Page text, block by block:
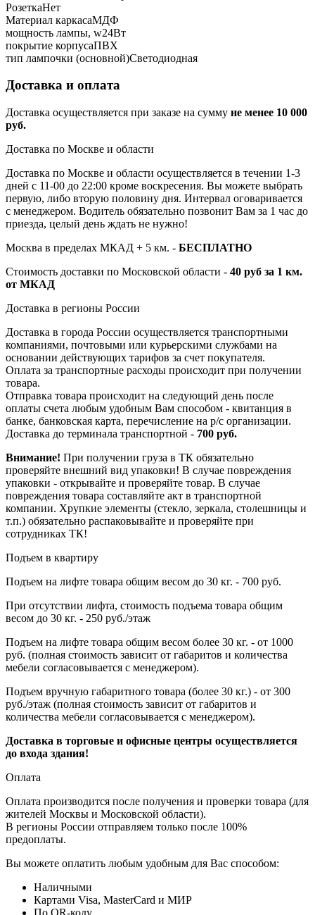
РозеткаНет
Материал каркасаМДФ
мощность лампы, w24Вт
покрытие корпусаПВХ
тип лампочки (основной)Светодиодная
Доставка и оплата
Доставка осуществляется при заказе на сумму не менее 10 000
руб.
Доставка по Москве и области
Доставка по Москве и области осуществляется в течении 1-3
дней с 11-00 до 22:00 кроме воскресения. Вы можете выбрать
первую, либо вторую половину дня. Интервал оговаривается
с менеджером. Водитель обязательно позвонит Вам за 1 час до
приезда, целый день ждать не нужно!
Москва в пределах МКАД + 5 км. - БЕСПЛАТНО
Стоимость доставки по Московской области - 40 руб за 1 км.
от МКАД
Доставка в регионы России
Доставка в города России осуществляется транспортными
компаниями, почтовыми или курьерскими службами на
основании действующих тарифов за счет покупателя.
Оплата за транспортные расходы происходит при получении
товара.
Отправка товара происходит на следующий день после
оплаты счета любым удобным Вам способом - квитанция в
банке, банковская карта, перечисление на р/с организации.
Доставка до терминала транспортной - 700 руб.
Внимание! При получении груза в ТК обязательно
проверяйте внешний вид упаковки! В случае повреждения
упаковки - открывайте и проверяйте товар. В случае
повреждения товара составляйте акт в транспортной
компании. Хрупкие элементы (стекло, зеркала, столешницы и
т.п.) обязательно распаковывайте и проверяйте при
сотрудниках ТК!
Подъем в квартиру
Подъем на лифте товара общим весом до 30 кг. - 700 руб.
При отсутствии лифта, стоимость подъема товара общим
весом до 30 кг. - 250 руб./этаж
Подъем на лифте товара общим весом более 30 кг. - от 1000
руб. (полная стоимость зависит от габаритов и количества
мебели согласовывается с менеджером).
Подъем вручную габаритного товара (более 30 кг.) - от 300
руб./этаж (полная стоимость зависит от габаритов и
количества мебели согласовывается с менеджером).
Доставка в торговые и офисные центры осуществляется
до входа здания!
Оплата
Оплата производится после получения и проверки товара (для
жителей Москвы и Московской области).
В регионы России отправляем только после 100%
предоплаты.
Вы можете оплатить любым удобным для Вас способом:
Наличными
Картами Visa, MasterCard и МИР